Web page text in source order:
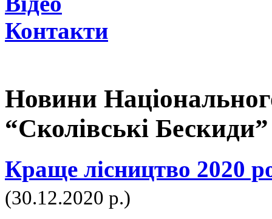
Контакти
Новини
“Сколівські Бескиди”
Краще лісництво 2020
(30.12.2020 р.)